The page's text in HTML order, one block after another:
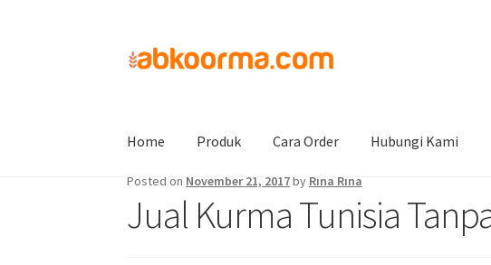
Home Produk Cara Order Hubungi Kami
Posted on November 21, 2017by Rina Rina
Jual Kurma Tunisia